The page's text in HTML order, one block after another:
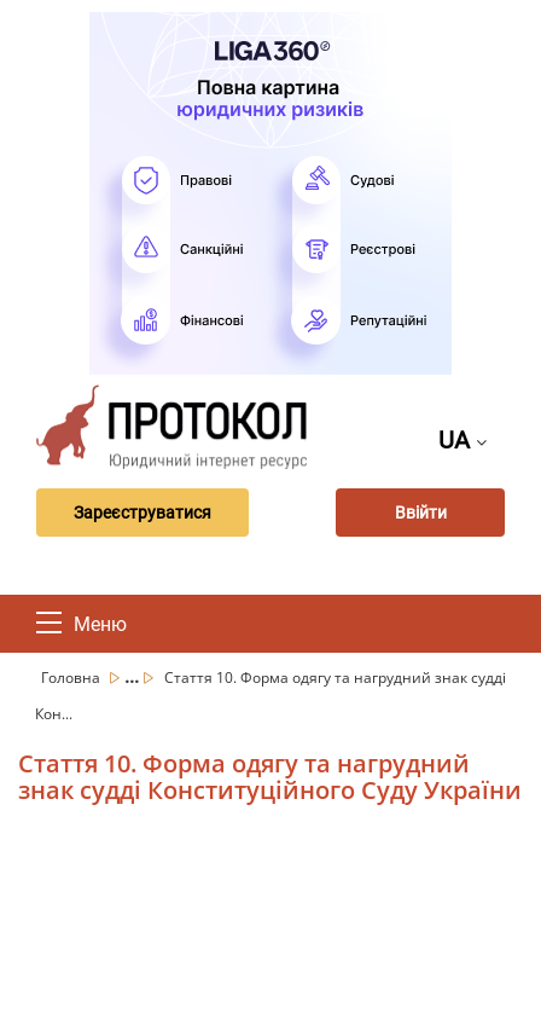
UA
Зареєструватися Ввійти
Меню
Головна ...
Стаття 10. Форма одягу та нагрудний знак судді
Кон...
Стаття 10. Форма одягу та нагрудний
знак судді Конституційного Суду України